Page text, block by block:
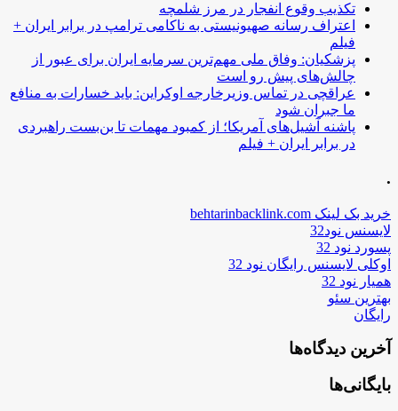
تکذیب وقوع انفجار در مرز شلمچه
اعتراف رسانه صهیونیستی به ناکامی ترامپ در برابر ایران +
فیلم
پزشکیان: وفاق ملی مهم‌ترین سرمایه ایران برای عبور از
چالش‌های پیش رو است
عراقچی در تماس وزیرخارجه اوکراین: باید خسارات به منافع
ما جبران شود
پاشنه آشیل‌های آمریکا؛ از کمبود مهمات تا بن‌بست راهبردی
در برابر ایران + فیلم
.
خرید بک لینک behtarinbacklink.com
لایسنس نود32
پسورد نود 32
اوکلی لایسنس رایگان نود 32
همیار نود 32
بهترین سئو
رایگان
آخرین دیدگاه‌ها
بایگانی‌ها